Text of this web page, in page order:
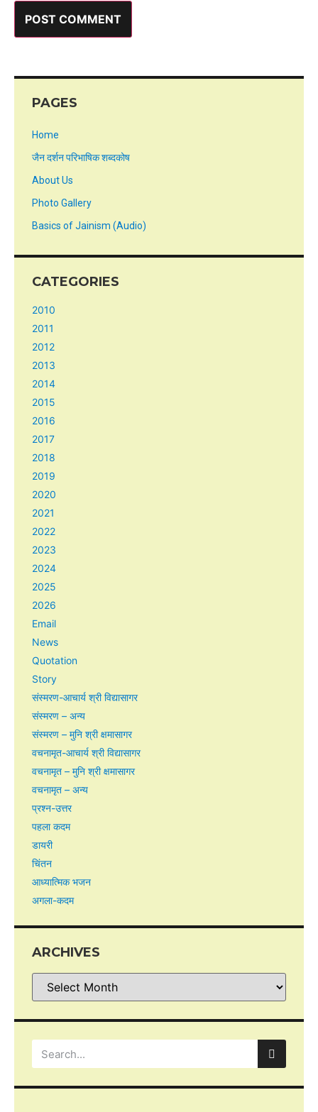
PAGES
Home
जैन दर्शन परिभाषिक शब्दकोष
About Us
Photo Gallery
Basics of Jainism (Audio)
CATEGORIES
2010
2011
2012
2013
2014
2015
2016
2017
2018
2019
2020
2021
2022
2023
2024
2025
2026
Email
News
Quotation
Story
संस्मरण-आचार्य श्री विद्यासागर
संस्मरण – अन्य
संस्मरण – मुनि श्री क्षमासागर
वचनामृत-आचार्य श्री विद्यासागर
वचनामृत – मुनि श्री क्षमासागर
वचनामृत – अन्य
प्रश्न-उत्तर
पहला कदम
डायरी
चिंतन
आध्यात्मिक भजन
अगला-कदम
ARCHIVES